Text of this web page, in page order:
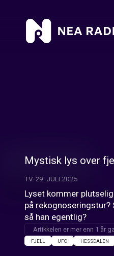
Mystisk lys over
TV 29. JULI 2025
Lyset kommer
på rekognoseringstur?
så han egentlig?
Artikkelen er mer enn 1 år
FJELL UFO HESSDALEN